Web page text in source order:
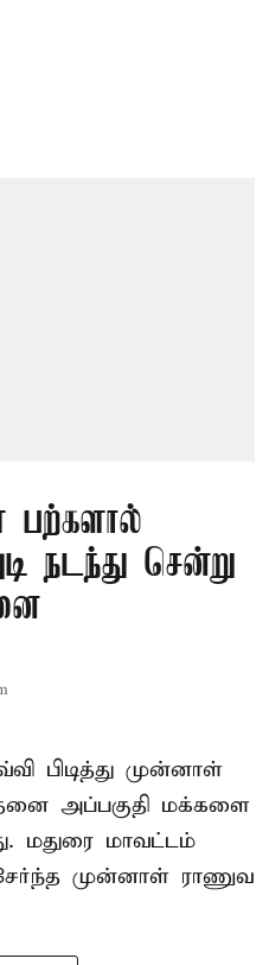
பற்களால்
நடந்து சென்று
பிடித்து முன்னாள்
அப்பகுதி மக்களை
மதுரை மாவட்டம்
முன்னாள் ராணுவ